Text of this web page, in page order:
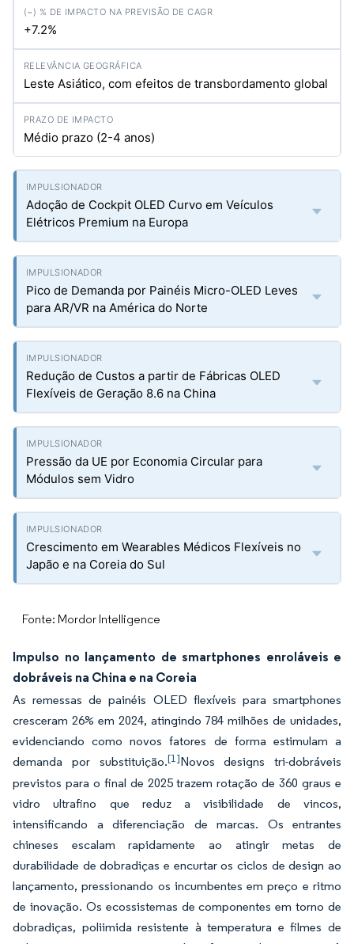
+7.2%
Leste Asiático, com efeitos de transbordamento global
Médio prazo (2-4 anos)
Adoção de Cockpit OLED Curvo em Veículos
Elétricos Premium na Europa
Pico de Demanda por Painéis Micro-OLED Leves
para AR/VR na América do Norte
Redução de Custos a partir de Fábricas OLED
Flexíveis de Geração 8.6 na China
Pressão da UE por Economia Circular para
Módulos sem Vidro
Crescimento em Wearables Médicos Flexíveis no
Japão e na Coreia do Sul
Fonte: Mordor Intelligence
Impulso no lançamento de smartphones enroláveis e
dobráveis na China e na Coreia
As remessas de painéis OLED flexíveis para smartphones
cresceram 26% em 2024, atingindo 784 milhões de unidades,
evidenciando como novos fatores de forma estimulam a
demanda por substituição.[1]Novos designs tri-dobráveis
previstos para o final de 2025 trazem rotação de 360 graus e
vidro ultrafino que reduz a visibilidade de vincos,
intensificando a diferenciação de marcas. Os entrantes
chineses escalam rapidamente ao atingir metas de
durabilidade de dobradiças e encurtar os ciclos de design ao
lançamento, pressionando os incumbentes em preço e ritmo
de inovação. Os ecossistemas de componentes em torno de
dobradiças, poliimida resistente à temperatura e filmes de